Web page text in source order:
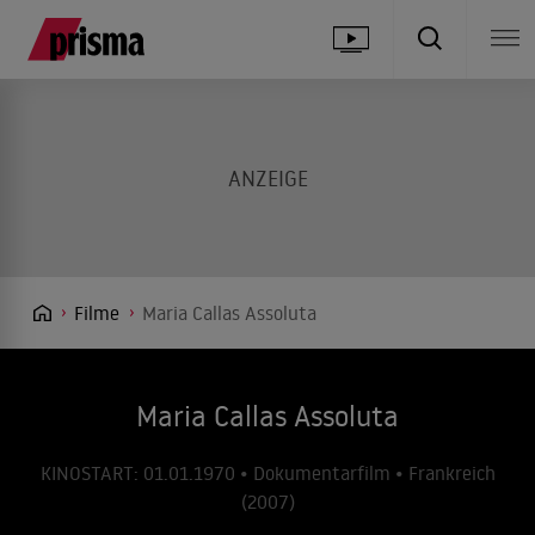
Filme Maria Callas Assoluta
Maria Callas Assoluta
KINOSTART: 01.01.1970 • Dokumentarfilm • Frankreich
(2007)